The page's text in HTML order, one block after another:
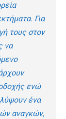
Για
τους στον
να
ενώ
ένα
αναγκών,